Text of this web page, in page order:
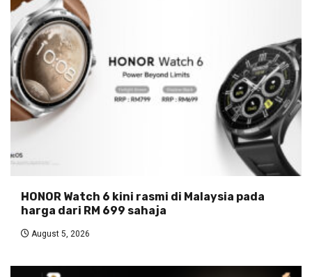
HONOR Watch 6 kini rasmi di Malaysia pada
harga dari RM 699 sahaja
August 5, 2026